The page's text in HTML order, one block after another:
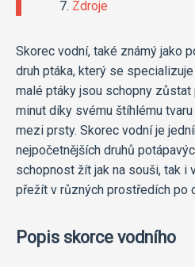
Zdroje
Skorec vodní, také známý jako
druh ptáka, který se
malé ptáky jsou schopny zůstat
minut díky svému štíhlému
mezi prsty. Skorec vodní je
nejpočetnějších druhů
schopnost žít jak na souši, tak i
přežít v různých prostředích po
Popis skorce vodního